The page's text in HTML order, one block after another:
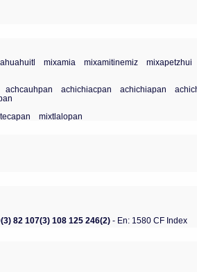
mixamia mixamitinemiz mixapetzhui
achcauhpan achichiacpan achichiapan
mixtlalopan
82 107(3) 108 125 246(2) - En: 1580 CF Index